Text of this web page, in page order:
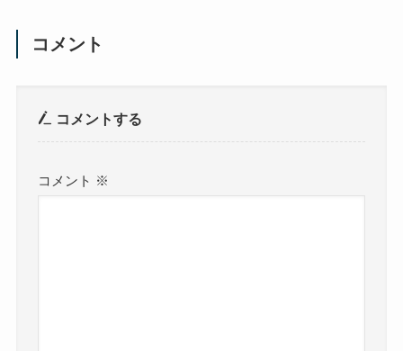
コメント
コメントする
コメント ※